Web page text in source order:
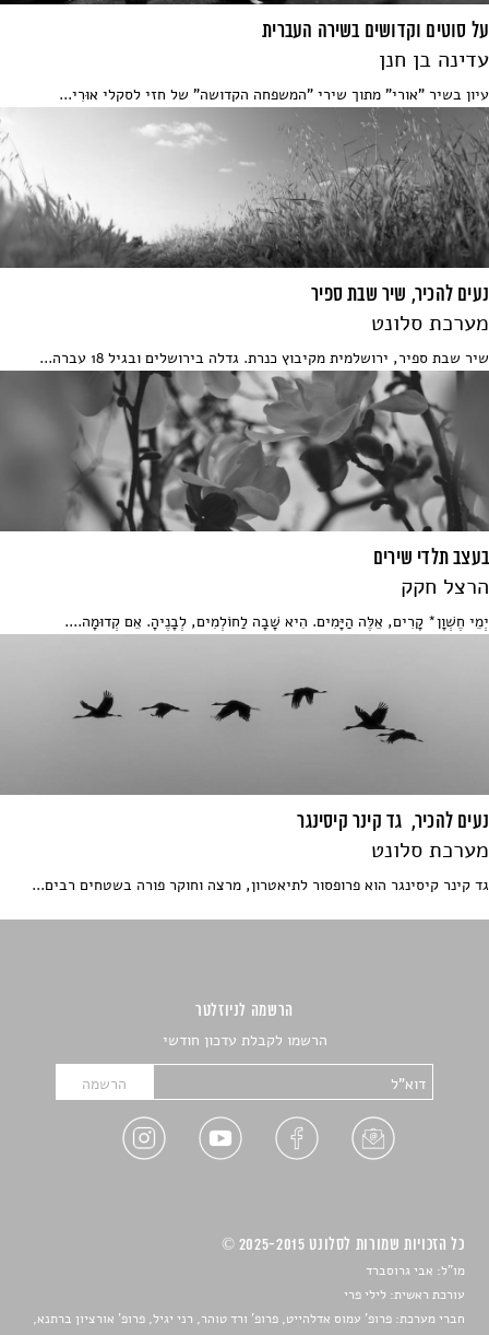
על סוטים וקדושים בשירה העברית
עדינה בן חנן
עיון בשיר "אורי" מתוך שירי "המשפחה הקדושה" של חזי לסקלי אוּרִי...
נעים להכיר, שיר שבת ספיר
מערכת סלונט
שיר שבת ספיר, ירושלמית מקיבוץ כנרת. גדלה בירושלים ובגיל 18 עברה...
בעצב תלדי שירים
הרצל חקק
יְמֵי חֶשְׁוָן* קָרִים, אֵלֶּה הַיָּמִים. הִיא שָׁבָה לַחוֹלְמִים, לְבָנֶיהָ. אֵם קְדוּמָה....
נעים להכיר, גד קינר קיסינגר
מערכת סלונט
גד קינר קיסינגר הוא פרופסור לתיאטרון, מרצה וחוקר פורה בשטחים רבים...
הרשמה לניוזלטר
הרשמו לקבלת עדכון חודשי
כל הזכויות שמורות לסלונט 2025-2015 ©
מו"ל: אבי גרוסברד
עורכת ראשית: לילי פרי
חברי מערכת: פרופ' עמוס אדלהייט, פרופ' ורד טוהר, רני יגיל, פרופ' אורציון ברתנא,